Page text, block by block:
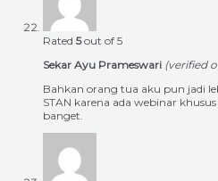
Rated 5out of 5
Sekar Ayu Prameswari (verified
Bahkan orang tua aku pun jadi
STAN karena ada webinar
banget.